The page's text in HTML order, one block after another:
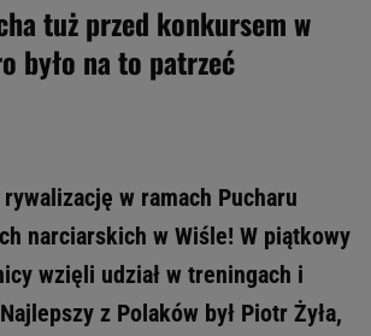
tuż przed konkursem w
było na to patrzeć
rywalizację w ramach Pucharu
narciarskich w Wiśle! W piątkowy
wzięli udział w treningach i
z Polaków był Piotr Żyła,